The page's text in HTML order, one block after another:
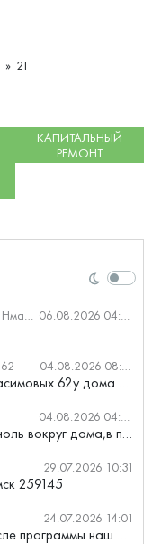
21
КАПИТАЛЬНЫЙ
РЕМОНТ
Гость 7370, 12.03.2020 Вебинар от Нмаркет.ПРО: «Актуальное об ипотеке: что нужно знать» 06.08.2026 04:00
04.08.2026 08:34
На сайте форум жильцов бр.касимовых 62у дома растут красивые...
04.08.2026 04:46
Почему всю зелень косят под ноль вокруг дома,в полисадниках....
29.07.2026 10:31
259145
24.07.2026 14:01
что со стоянками во дворе после программы наш двор